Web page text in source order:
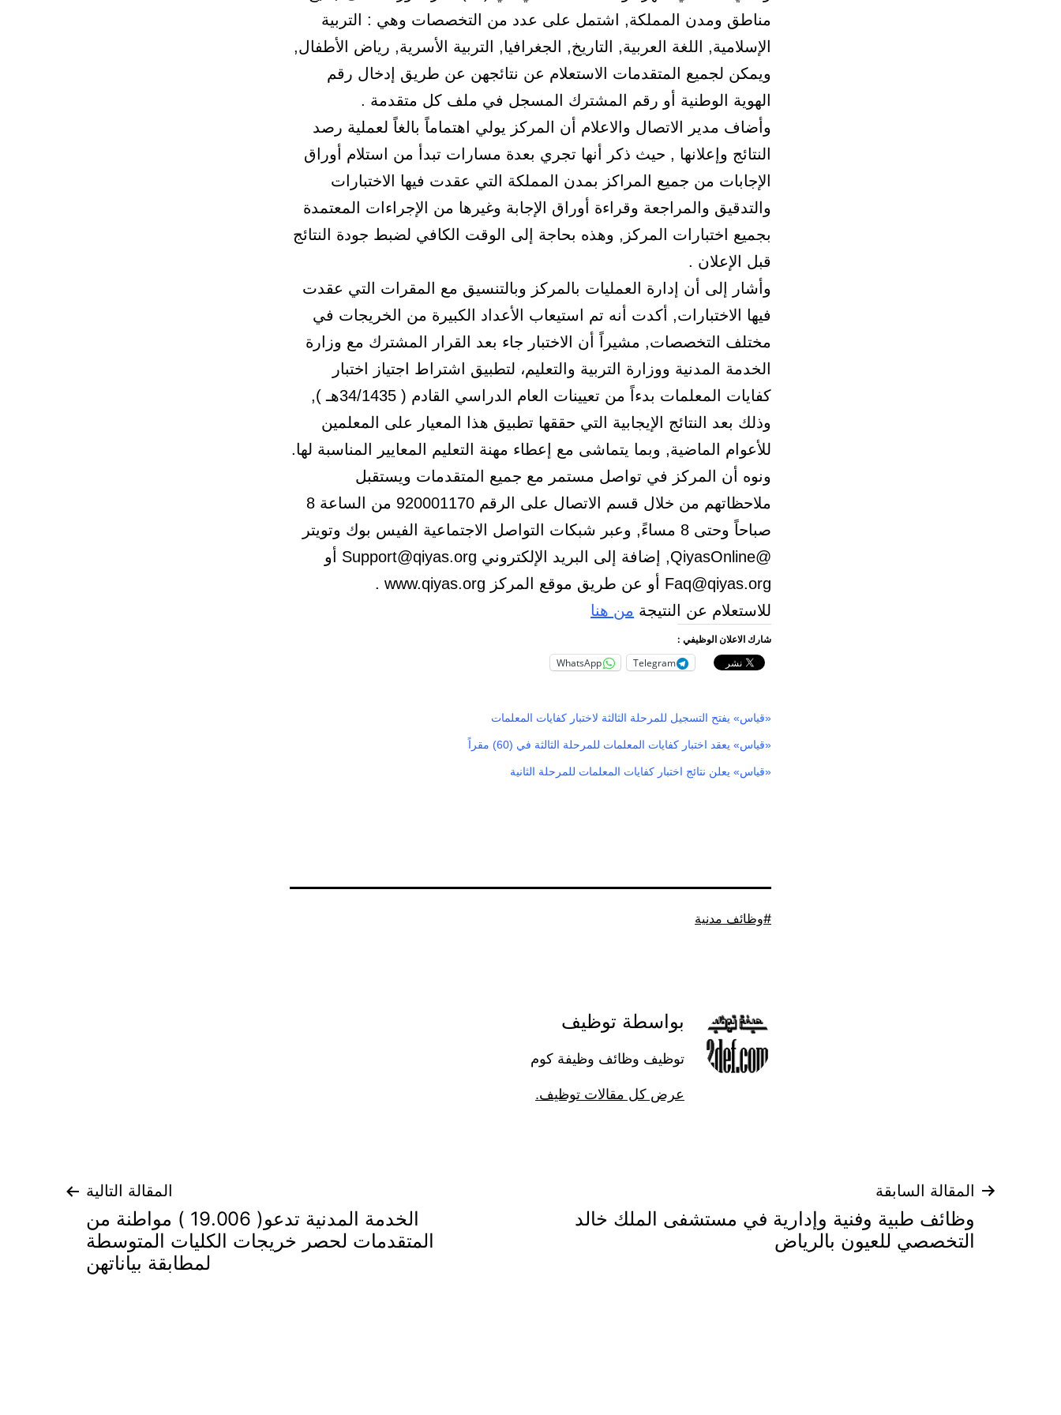
مناطق ومدن المملكة, اشتمل على عدد من التخصصات وهي : التربية
الإسلامية, اللغة العربية, التاريخ, الجغرافيا, التربية الأسرية, رياض الأطفال,
ويمكن لجميع المتقدمات الاستعلام عن نتائجهن عن طريق إدخال رقم
الهوية الوطنية أو رقم المشترك المسجل في ملف كل متقدمة .
وأضاف مدير الاتصال والاعلام أن المركز يولي اهتماماً بالغاً لعملية رصد
النتائج وإعلانها , حيث ذكر أنها تجري بعدة مسارات تبدأ من استلام أوراق
الإجابات من جميع المراكز بمدن المملكة التي عقدت فيها الاختبارات
والتدقيق والمراجعة وقراءة أوراق الإجابة وغيرها من الإجراءات المعتمدة
بجميع اختبارات المركز, وهذه بحاجة إلى الوقت الكافي لضبط جودة النتائج
قبل الإعلان .
وأشار إلى أن إدارة العمليات بالمركز وبالتنسيق مع المقرات التي عقدت
فيها الاختبارات, أكدت أنه تم استيعاب الأعداد الكبيرة من الخريجات في
مختلف التخصصات, مشيراً أن الاختبار جاء بعد القرار المشترك مع وزارة
الخدمة المدنية ووزارة التربية والتعليم، لتطبيق اشتراط اجتياز اختبار
كفايات المعلمات بدءاً من تعيينات العام الدراسي القادم ( 34/1435هـ ),
وذلك بعد النتائج الإيجابية التي حققها تطبيق هذا المعيار على المعلمين
للأعوام الماضية, وبما يتماشى مع إعطاء مهنة التعليم المعايير المناسبة لها.
ونوه أن المركز في تواصل مستمر مع جميع المتقدمات ويستقبل
ملاحظاتهم من خلال قسم الاتصال على الرقم 920001170 من الساعة 8
صباحاً وحتى 8 مساءً, وعبر شبكات التواصل الاجتماعية الفيس بوك ​وتويتر
@QiyasOnline​, إضافة إلى البريد الإلكتروني Support@qiyas.org أو
Faq@qiyas.org أو عن طريق موقع المركز www.qiyas.org .
للاستعلام عن النتيجة من هنا
شارك الاعلان الوظيفي :
Telegram
WhatsApp
«قياس» يفتح التسجيل للمرحلة الثالثة لاختبار كفايات المعلمات
«قياس» يعقد اختبار كفايات المعلمات للمرحلة الثالثة في (60) مقراً
«قياس» يعلن نتائج اختبار كفايات المعلمات للمرحلة الثانية
موسوم
وظائف مدنية
بواسطة توظيف
توظيف وظائف وظيفة كوم
عرض كل مقالات توظيف.
تصفّح
المقالات
المقالة السابقة
وظائف طبية وفنية وإدارية في مستشفى الملك خالد
التخصصي للعيون بالرياض
المقالة التالية
الخدمة المدنية تدعو( 19.006 ) مواطنة من
المتقدمات لحصر خريجات الكليات المتوسطة
لمطابقة بياناتهن